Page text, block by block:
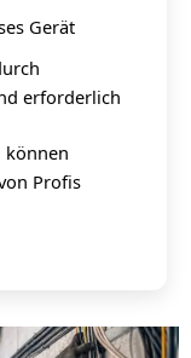
Gerät
erforderlich
können
Profis